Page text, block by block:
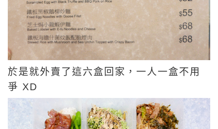
於是就外賣了這六盒回家，一人一盒不用
爭 XD